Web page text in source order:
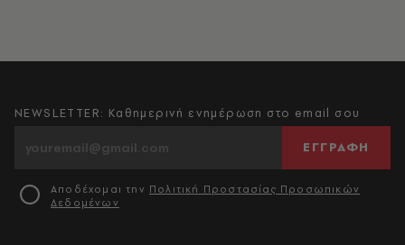
NEWSLETTER: Καθημερινή ενημέρωση στο email σου
ΕΓΓΡΑΦΗ
Αποδέχομαι την Πολιτική Προστασίας Προσωπικών
Δεδομένων